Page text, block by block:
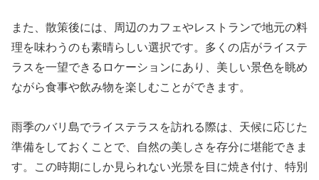
また、散策後には、周辺のカフェやレストランで地元の料
理を味わうのも素晴らしい選択です。多くの店がライステ
ラスを一望できるロケーションにあり、美しい景色を眺め
ながら食事や飲み物を楽しむことができます。
雨季のバリ島でライステラスを訪れる際は、天候に応じた
準備をしておくことで、自然の美しさを存分に堪能できま
す。この時期にしか見られない光景を目に焼き付け、特別